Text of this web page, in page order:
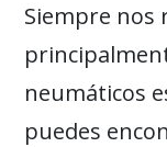
Siempre
neumáticos
puedes